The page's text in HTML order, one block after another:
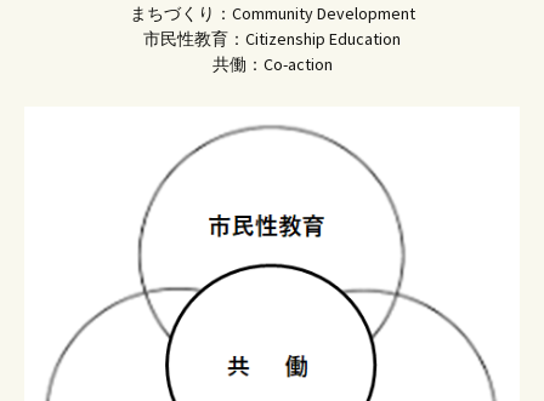
まちづくり：Community Development
市民性教育：Citizenship Education
共働：Co-action